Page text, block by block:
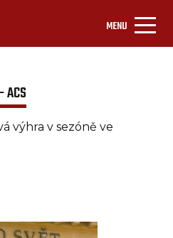
MENU
ACS
výhra v sezóně ve